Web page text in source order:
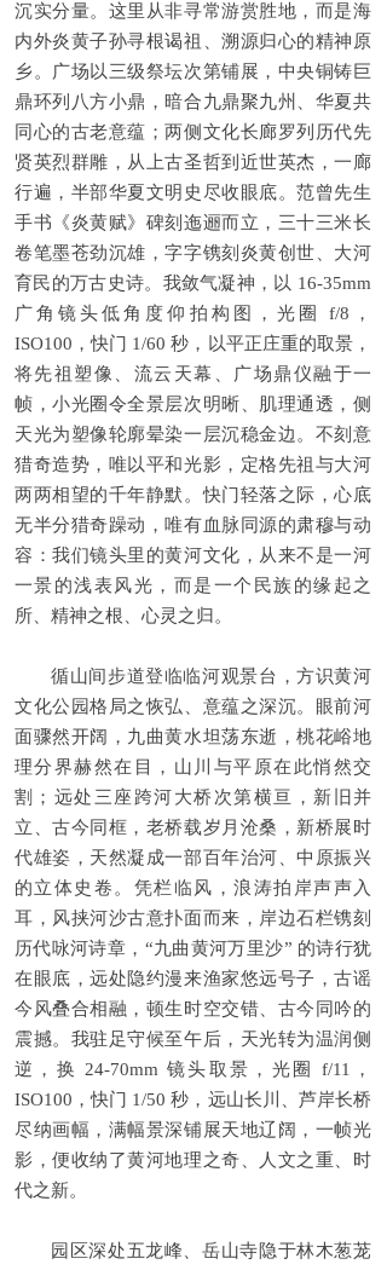
沉实分量。这里从非寻常游赏胜地，而是海
内外炎黄子孙寻根谒祖、溯源归心的精神原
乡。广场以三级祭坛次第铺展，中央铜铸巨
鼎环列八方小鼎，暗合九鼎聚九州、华夏共
同心的古老意蕴；两侧文化长廊罗列历代先
贤英烈群雕，从上古圣哲到近世英杰，一廊
行遍，半部华夏文明史尽收眼底。范曾先生
手书《炎黄赋》碑刻迤逦而立，三十三米长
卷笔墨苍劲沉雄，字字镌刻炎黄创世、大河
育民的万古史诗。我敛气凝神，以 16-35mm
广角镜头低角度仰拍构图，光圈 f/8，
ISO100，快门 1/60 秒，以平正庄重的取景，
将先祖塑像、流云天幕、广场鼎仪融于一
帧，小光圈令全景层次明晰、肌理通透，侧
天光为塑像轮廓晕染一层沉稳金边。不刻意
猎奇造势，唯以平和光影，定格先祖与大河
两两相望的千年静默。快门轻落之际，心底
无半分猎奇躁动，唯有血脉同源的肃穆与动
容：我们镜头里的黄河文化，从来不是一河
一景的浅表风光，而是一个民族的缘起之
所、精神之根、心灵之归。
循山间步道登临临河观景台，方识黄河
文化公园格局之恢弘、意蕴之深沉。眼前河
面骤然开阔，九曲黄水坦荡东逝，桃花峪地
理分界赫然在目，山川与平原在此悄然交
割；远处三座跨河大桥次第横亘，新旧并
立、古今同框，老桥载岁月沧桑，新桥展时
代雄姿，天然凝成一部百年治河、中原振兴
的立体史卷。凭栏临风，浪涛拍岸声声入
耳，风挟河沙古意扑面而来，岸边石栏镌刻
历代咏河诗章，“九曲黄河万里沙” 的诗行犹
在眼底，远处隐约漫来渔家悠远号子，古谣
今风叠合相融，顿生时空交错、古今同吟的
震撼。我驻足守候至午后，天光转为温润侧
逆，换 24-70mm 镜头取景，光圈 f/11，
ISO100，快门 1/50 秒，远山长川、芦岸长桥
尽纳画幅，满幅景深铺展天地辽阔，一帧光
影，便收纳了黄河地理之奇、人文之重、时
代之新。
园区深处五龙峰、岳山寺隐于林木葱茏